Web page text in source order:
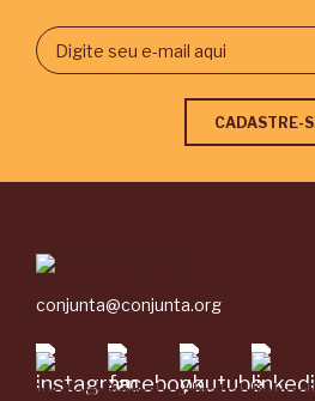
conjunta@conjunta.org